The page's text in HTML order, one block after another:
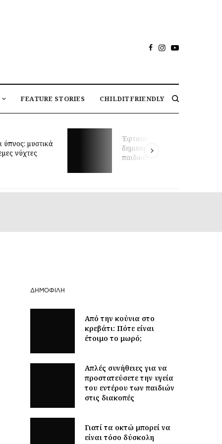
FEATURE STORIES CHILDITFRIENDLY
να
το ιδανικό
Μαθήματα κολύμβησης για
βρέφη και πρώιμη κινητική
ανάπτυξη: τι δείχνει νέα
έρευνα
ΔΗΜΟΦΙΛΉ
Από την κούνια στο
κρεβάτι: Πότε είναι
έτοιμο το μωρό;
Απλές συνήθειες για να
προστατεύσετε την υγεία
του εντέρου των παιδιών
στις διακοπές
Γιατί τα οκτώ μπορεί να
είναι τόσο δύσκολη